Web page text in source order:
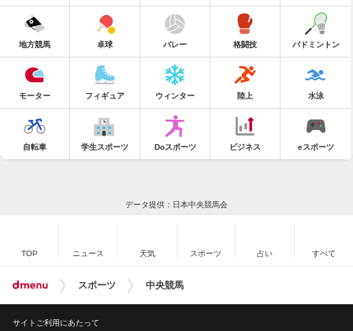
地方競馬 卓球 バレー 格闘技 バドミントン
モーター フィギュア ウィンター 陸上 水泳
自転車 学生スポーツ Doスポーツ ビジネス eスポーツ
データ提供：日本中央競馬会
TOP ニュース 天気 スポーツ 占い すべて
スポーツ 中央競馬
サイトご利用にあたって